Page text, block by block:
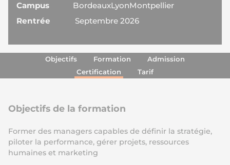
Campus
BordeauxLyonMontpellier
Rentrée
Septembre 2026
Objectifs Formation
Admission
Certification
Tarif
Objectifs de la formation
Former des managers capables de définir la stratégie,
piloter la performance, gérer projets, ressources
humaines et marketing